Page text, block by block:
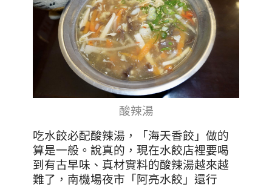
酸辣湯
吃水餃必配酸辣湯，「海天香餃」做的
算是一般。說真的，現在水餃店裡要喝
到有古早味、真材實料的酸辣湯越來越
難了，南機場夜市「阿亮水餃」還行